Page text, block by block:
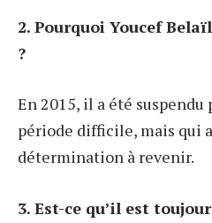
2. Pourquoi Youcef
?
En 2015, il a été suspendu
période difficile, mais qui
détermination à revenir.
3. Est-ce qu’il est